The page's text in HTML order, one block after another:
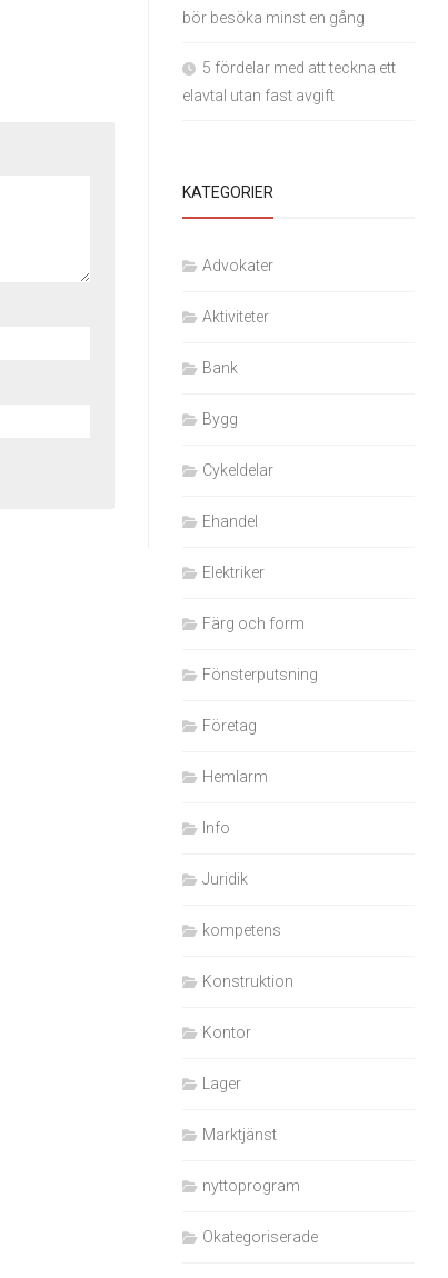
bör besöka minst en gång
5 fördelar med att teckna ett
elavtal utan fast avgift
KATEGORIER
Advokater
Aktiviteter
Bank
Bygg
Cykeldelar
Ehandel
Elektriker
Färg och form
Fönsterputsning
Företag
Hemlarm
Info
Juridik
kompetens
Konstruktion
Kontor
Lager
Marktjänst
nyttoprogram
Okategoriserade